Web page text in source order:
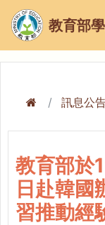
教育部
訊息公
教育部於
日赴韓國
習推動經